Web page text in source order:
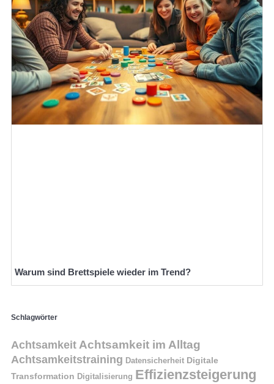
Warum sind Brettspiele wieder im Trend?
Schlagwörter
Achtsamkeit Achtsamkeit im Alltag
Achtsamkeitstraining Datensicherheit Digitale
Transformation Digitalisierung Effizienzsteigerung